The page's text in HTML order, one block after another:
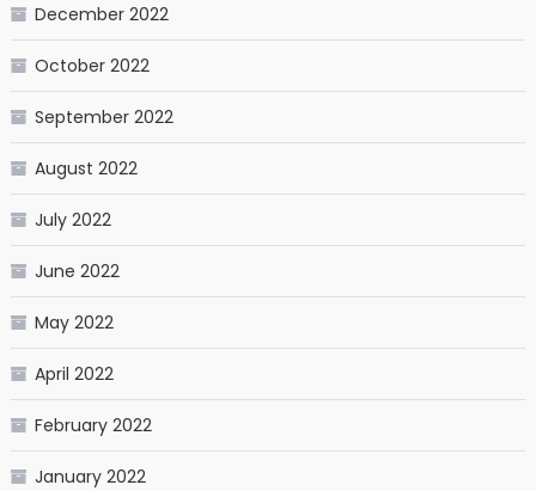
December 2022
October 2022
September 2022
August 2022
July 2022
June 2022
May 2022
April 2022
February 2022
January 2022